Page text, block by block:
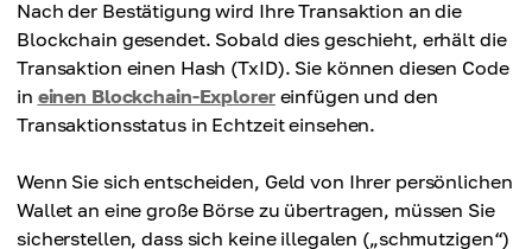
Nach der Bestätigung wird Ihre Transaktion an die
Blockchain gesendet. Sobald dies geschieht, erhält die
Transaktion einen Hash (TxID). Sie können diesen Code
in einen Blockchain-Explorereinfügen und den
Transaktionsstatus in Echtzeit einsehen.
Wenn Sie sich entscheiden, Geld von Ihrer persönlichen
Wallet an eine große Börse zu übertragen, müssen Sie
sicherstellen, dass sich keine illegalen („schmutzigen“)